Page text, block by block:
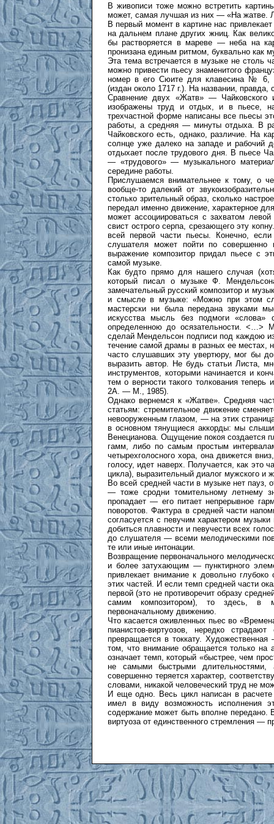
В живописи тоже можно встретить
может, самая лучшая из них — «На жатве.
В первый момент в картине нас
на дальнем плане других жниц. Как
бы растворяется в мареве — неба на
пронизана единым ритмом, буквально как
Эта тема встречается в музыке не столь
можно привести пьесу знаменитого
номер в его Сюите для клавесина № 6,
(издан около 1717 г.). На названии, правда,
Сравнение двух «Жатв» —
изображены труд и отдых, и в пьесе,
трехчастной форме написаны все пьесы
работы, а средняя — минуты отдыха. В
Чайковского есть, однако, различие. На
солнце уже далеко на западе и рабочий
отдыхает после трудового дня. В пьесе
— «трудового» — музыкального
середине работы.
Прислушаемся внимательнее к тому, о
вообще-то далекий от
столько зрительный образ, сколько
передал именно движение, характерное
может ассоциироваться с захватом
свист острого серпа, срезающего эту
всей первой части пьесы. Конечно,
слушателя может пойти по совершенно
выражение композитор придал пьесе с
самой музыке.
Как будто прямо для нашего случая
который писал о музыке Ф.
замечательный русский композитор и
и смысле в музыке: «Можно при этом
мастерски ни была передана звуками
искусства мысль без подмоги
определенною до осязательности. <…>
сделай Мендельсон подписи под каждою
течение самой драмы в разных ее местах,
часто слушавших эту увертюру, мог бы
выразить автор. Не будь статьи Листа,
инструментов, которыми начинается и
тем о верности такого толкования
2А. — М., 1985).
Однако вернемся к «Жатве». Средняя
статьям: стремительное движение
невооруженным глазом, — на этих
в основном тянущиеся аккорды: мы
Венецианова. Ощущение покоя создается
гамм, либо по самым простым
четырехголосного хора, она движется
голосу, идет наверх. Получается, как это
цикла), выразительный диалог мужского и
Во всей средней части в музыке нет пауз,
— тоже сродни томительному летнему
пропадает — его питает непрерывное
поворотов. Фактура в средней части
согласуется с певучим характером
добиться плавности и певучести всех
до слушателя — всеми мелодическими
те или иные интонации.
Возвращение первоначального
и более затухающим — пунктирного
привлекает внимание к довольно
этих частей. И если темп средней части
первой (это не противоречит образу
самим композитором), то здесь, в
первоначальному движению.
Что касается оживленных пьес во
пианистов-виртуозов, нередко
превращается в токкату.
том, что внимание обращается только на
означает темп, который «быстрее, чем
не самыми быстрыми
совершенно теряется характер,
словами, никакой человеческий труд не
И еще одно. Весь цикл написан в расчете
имел в виду возможность исполнения
содержание может быть вполне
виртуоза от единственного стремления —